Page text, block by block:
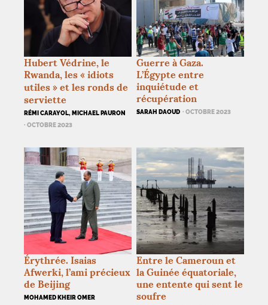
Hubert Védrine, le
Rwanda, les « idiots
utiles » et les ronds de
serviette
RÉMI CARAYOL, MICHAEL PAURON
· OCTOBRE 2023
Guerre à Gaza.
L’Égypte entre
inquiétude et
récupération
SARAH DAOUD · OCTOBRE 2023
Érythrée. Isaias
Afwerki, l’ami précieux
de Beijing
MOHAMED KHEIR OMER
Entre le Cameroun et
la Guinée équatoriale,
une entente qui sent le
soufre